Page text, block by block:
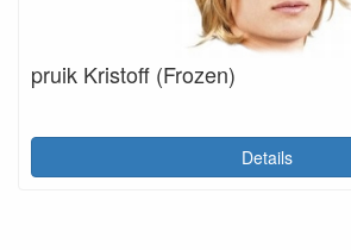
pruik Kristoff (Frozen)
Details